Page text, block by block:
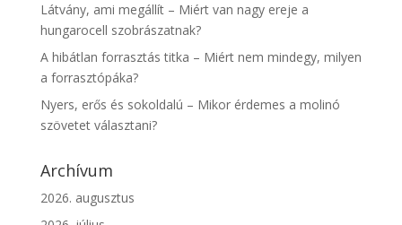
Látvány, ami megállít – Miért van nagy ereje a
hungarocell szobrászatnak?
A hibátlan forrasztás titka – Miért nem mindegy, milyen
a forrasztópáka?
Nyers, erős és sokoldalú – Mikor érdemes a molinó
szövetet választani?
Archívum
2026. augusztus